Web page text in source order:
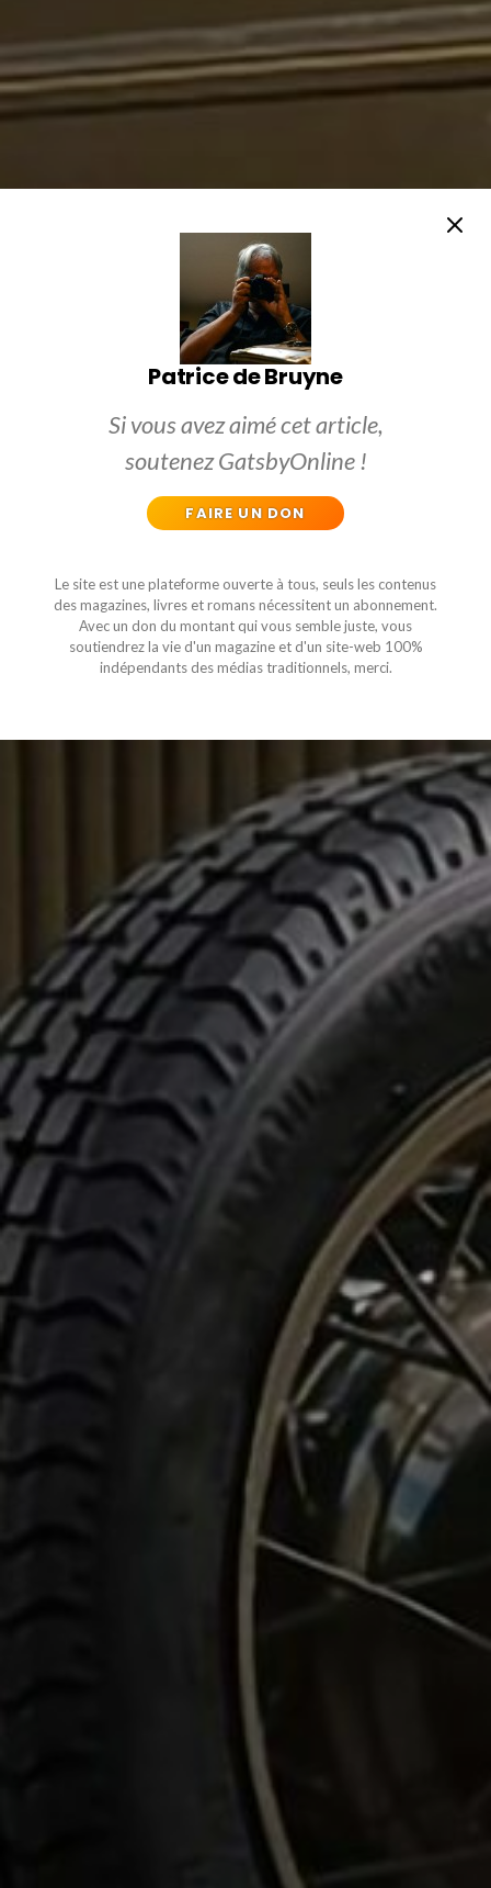
Patrice de Bruyne
Si vous avez aimé cet article,
soutenez GatsbyOnline !
FAIRE UN DON
Le site est une plateforme ouverte à tous, seuls les contenus
des magazines, livres et romans nécessitent un abonnement.
Avec un don du montant qui vous semble juste, vous
soutiendrez la vie d'un magazine et d'un site-web 100%
indépendants des médias traditionnels, merci.